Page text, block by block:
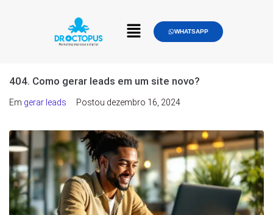
WHATSAPP
404. Como gerar leads em um site novo?
Em gerar leads Postou dezembro 16, 2024